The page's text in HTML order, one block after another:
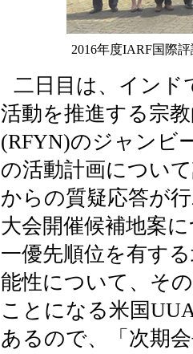
2016年度IARF国際
二日目は、インド
活動を推進する宗
(RFYN)のジャンビ
の活動計画につい
からの質疑応答が
大会開催候補地案
一優先順位を有す
能性について、そ
ことになる米国
あるので、「次期